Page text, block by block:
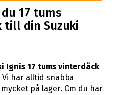
17 tums
till din Suzuki
Ignis 17 tums vinterdäck
Vi har alltid snabba
på lager. Om du har